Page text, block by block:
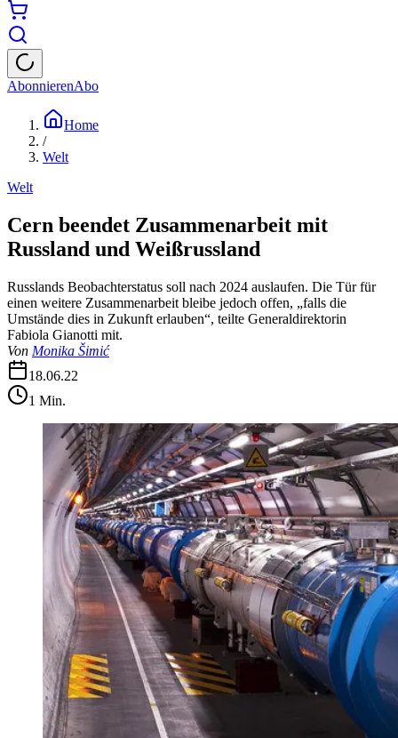
AbonnierenAbo
Home
/
Welt
Welt
Cern beendet Zusammenarbeit mit
Russland und Weißrussland
Russlands Beobachterstatus soll nach 2024 auslaufen. Die Tür für
einen weitere Zusammenarbeit bleibe jedoch offen, „falls die
Umstände dies in Zukunft erlauben“, teilte Generaldirektorin
Fabiola Gianotti mit.
Von Monika Šimić
18.06.22
1 Min.